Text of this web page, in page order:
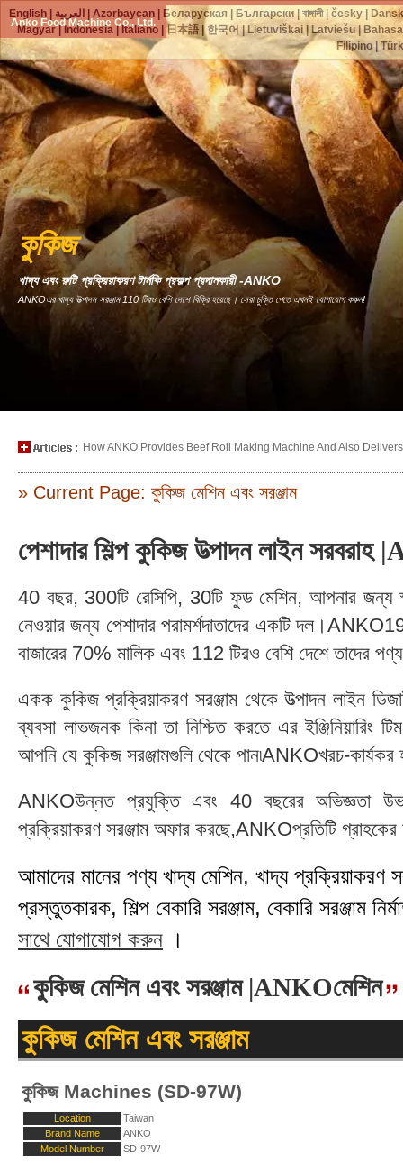
Anko Food Machine Co., Ltd.
কুকিজ
খাদ্য এবং রুটি প্রক্রিয়াকরণ টার্নকি প্রকল্প প্রদানকারী -ANKO
ANKOএর খাদ্য উত্পাদন সরঞ্জাম 110 টিরও বেশি দেশে বিক্রি হয়েছে। সেরা চুক্তি পেতে এখনই যোগাযোগ করুন!
How ANKO Provides Beef Roll Making Machine And Also
» Current Page: কুকিজ মেশিন এবং সরঞ্জাম
পেশাদার শিল্প কুকিজ উত্পাদন লাইন
40 বছর, 300টি রেসিপি, 30টি ফুড মেশিন, আপনার জন্য
নেওয়ার জন্য পেশাদার পরামর্শদাতাদের একটি
বাজারের 70% মালিক এবং 112 টিরও বেশি দেশে তাদের
একক কুকিজ প্রক্রিয়াকরণ সরঞ্জাম থেকে উত্পাদন লাইন
ব্যবসা লাভজনক কিনা তা নিশ্চিত করতে এর ইঞ্জিনিয়ারিং
আপনি যে কুকিজ সরঞ্জামগুলি থেকে পান৷ANKOখরচ-কার্যকর
ANKOউন্নত প্রযুক্তি এবং 40 বছরের অভিজ্ঞতা
প্রক্রিয়াকরণ সরঞ্জাম অফার করছে,ANKOপ্রতিটি গ্রাহকের
আমাদের মানের পণ্য খাদ্য মেশিন, খাদ্য প্রক্রিয়াকরণ
প্রস্তুতকারক, শিল্প বেকারি সরঞ্জাম, বেকারি সরঞ্জাম
সাথে যোগাযোগ করুন ।
কুকিজ মেশিন এবং সরঞ্জাম |ANKOমেশিন
কুকিজ মেশিন এবং সরঞ্জাম
কুকিজ Machines (SD-97W)
Location
Taiwan
Brand Name
ANKO
Model Number
SD-97W
English العربية |Azərbaycan Беларуская Български |বাঙ্গালী|česky
Magyar|Indonesia| Italiano| 日本語|한국어|Lietuviškai|Latviešu|
Filipino|